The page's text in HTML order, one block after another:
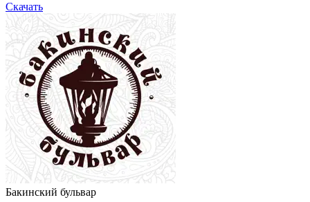
Скачать
Бакинский бульвар